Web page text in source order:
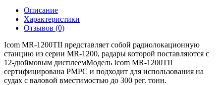
Описание
Характеристики
Отзывов (0)
Icom MR-1200TII представляет собой радиолокационную
станцию из серии MR-1200, радары которой поставляются с
12-дюймовым дисплеемМодель Icom MR-1200TII
сертифицирована РМРС и подходит для использования на
судах с валовой вместимостью до 300 рег. тонн.